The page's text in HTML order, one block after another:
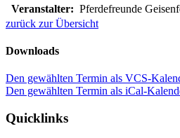
Veranstalter: Pferdefreunde
zurück zur Übersicht
Downloads
Den gewählten Termin als VCS-
Den gewählten Termin als iCal-
Quicklinks